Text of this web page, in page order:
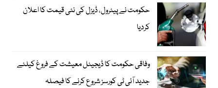
حکومت نے پیٹرول، ڈیزل کی نئی قیمت کا اعلان
کردیا
وفاقی حکومت کا ڈیجیٹل معیشت کے فروغ کیلئے
جدید آئی ٹی کورسز شروع کرنے کا فیصلہ